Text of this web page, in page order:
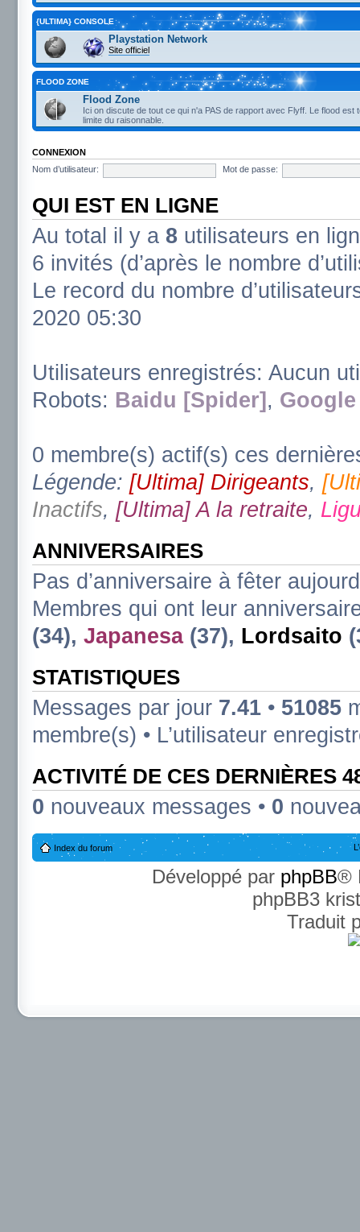
{ULTIMA} CONSOLE
Playstation Network
Site officiel
FLOOD ZONE
Flood Zone
Ici on discute de tout ce qui n'a PAS de rapport avec Flyff. Le flood est
limite du raisonnable.
CONNEXION
Nom d’utilisateur:
Mot de passe:
QUI EST EN LIGNE
Au total il y a 8 utilisateurs en
6 invités (d’après le nombre
Le record du nombre
2020 05:30
Utilisateurs enregistrés: Aucun
Robots: Baidu [Spider] ,
0 membre(s) actif(s) ces
Légende: [Ultima] Dirigeants,
Inactifs, [Ultima] A la retraite,
ANNIVERSAIRES
Pas d’anniversaire à fêter
Membres qui ont leur
(34), Japanesa(37), Lordsaito
STATISTIQUES
Messages par jour 7.41 • 51085
membre(s) • L’utilisateur
ACTIVITÉ DE CES DERNIÈRES
0 nouveaux messages • 0
Index du forum
Développé par phpBB®
phpBB3
Traduit